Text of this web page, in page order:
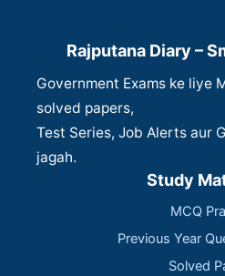
Rajputana Diary –
Government Exams ke liye
solved papers,
Test Series, Job Alerts aur
jagah.
Study
MCQ
Previous Year
Solved